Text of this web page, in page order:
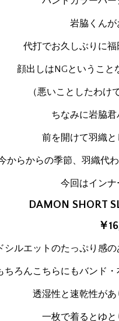
岩脇くん
代打でお久しぶりに福
顔出しはNGということ
（悪いことしたわけ
ちなみに岩脇君
前を開けて羽織と
からからの季節、羽織代
今回はインナ
DAMON SHORT
￥
シルエットのたっぷり感
ちろんこちらにもバンド
透湿性と速乾性があ
一枚で着るとゆと